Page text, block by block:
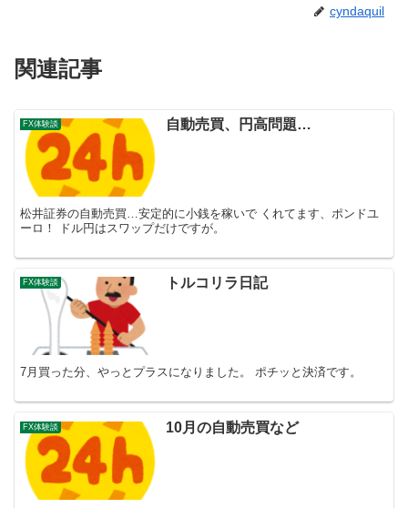
cyndaquil
関連記事
FX体験談 自動売買、円高問題…
松井証券の自動売買…安定的に小銭を稼いで くれてます、ポンドユ
ーロ！ ドル円はスワップだけですが。
FX体験談 トルコリラ日記
7月買った分、やっとプラスになりました。 ポチッと決済です。
FX体験談 10月の自動売買など